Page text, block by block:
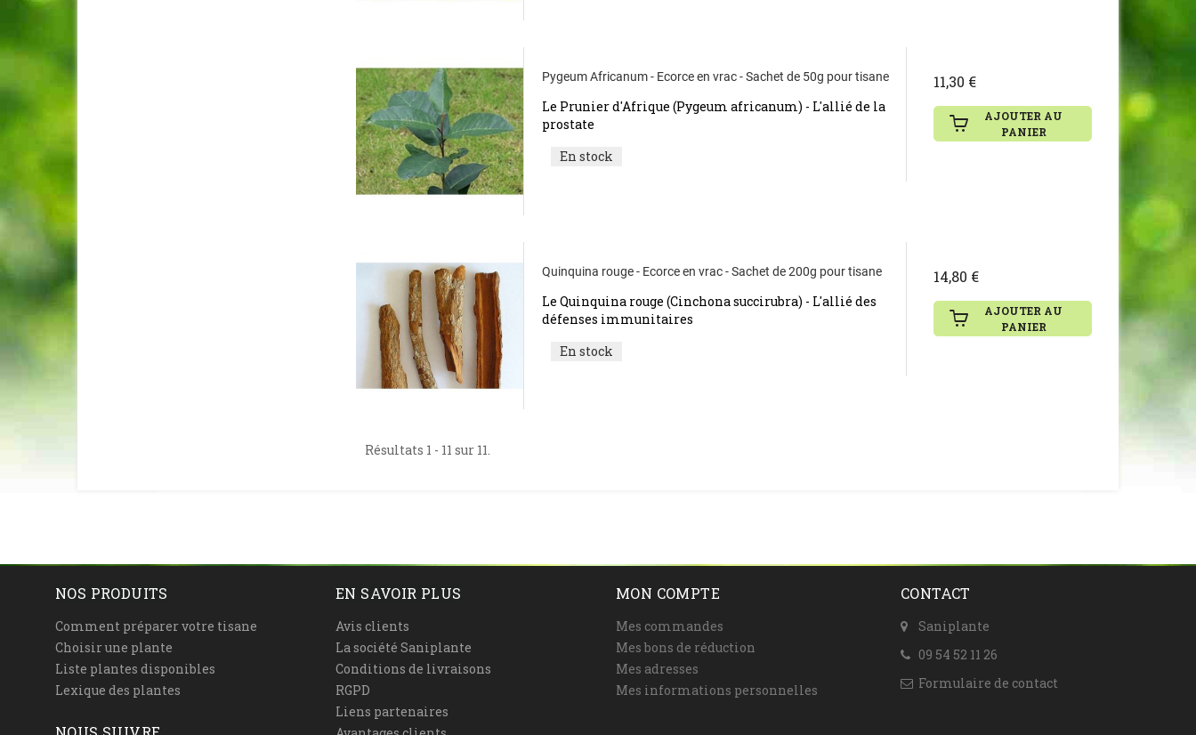
Pygeum Africanum - Ecorce en vrac - Sachet de 50g pour tisane
Le Prunier d'Afrique (Pygeum africanum) - L'allié de la
prostate
En stock
11,30 €
AJOUTER AU
PANIER
Quinquina rouge - Ecorce en vrac - Sachet de 200g pour tisane
Le Quinquina rouge (Cinchona succirubra) - L'allié des
défenses immunitaires
En stock
14,80 €
AJOUTER AU
PANIER
Résultats 1 - 11 sur 11.
NOS PRODUITS
Comment préparer votre tisane
Choisir une plante
Liste plantes disponibles
Lexique des plantes
EN SAVOIR PLUS
Avis clients
La société Saniplante
Conditions de livraisons
RGPD
Liens partenaires
MON COMPTE
Mes commandes
Mes bons de réduction
Mes adresses
Mes informations personnelles
CONTACT
Saniplante
09 54 52 11 26
Formulaire de contact